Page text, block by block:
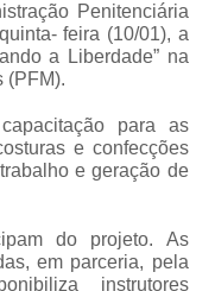
Penitenciária
feira (10/01), a
a Liberdade” na
(PFM).
para as
e confecções
e geração de
do projeto. As
em parceria, pela
instrutores